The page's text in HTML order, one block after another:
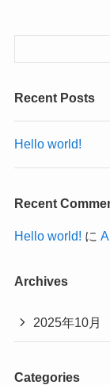
Recent Posts
Hello world!
Recent
Hello world! に
Archives
2025年10月
Categories